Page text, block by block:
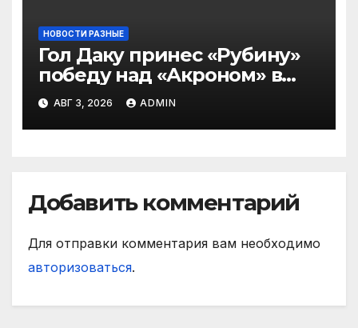
НОВОСТИ РАЗНЫЕ
Гол Даку принес «Рубину»
победу над «Акроном» в
матче РПЛ
АВГ 3, 2026 ADMIN
Добавить комментарий
Для отправки комментария вам необходимо
авторизоваться.